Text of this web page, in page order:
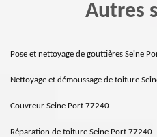
Autres
Pose et nettoyage de gouttières Seine
Nettoyage et démoussage de toiture
Couvreur Seine Port 77240
Réparation de toiture Seine Port 77240